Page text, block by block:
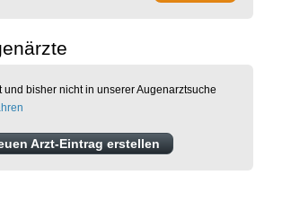
und bisher nicht in unserer Augenarztsuche
Arzt-Eintrag erstellen